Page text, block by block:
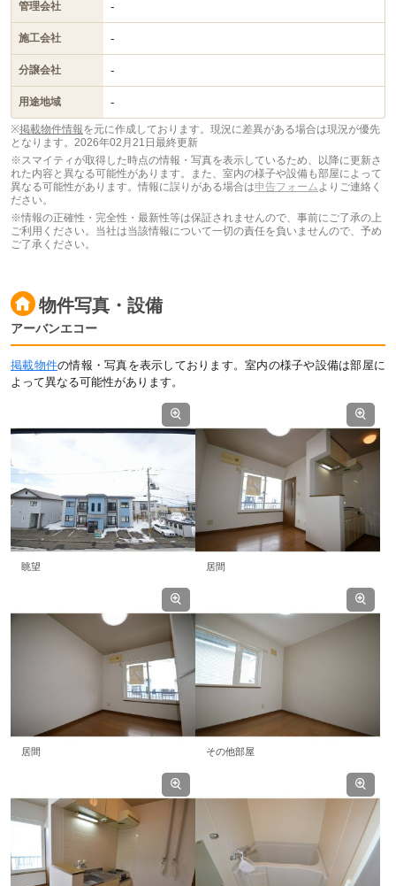
管理会社 -
施工会社 -
分譲会社 -
用途地域 -
※掲載物件情報を元に作成しております。現況に差異がある場合は現況が優先
となります。 2026年02月21日最終更新
※スマイティが取得した時点の情報・写真を表示しているため、以降に更新さ
れた内容と異なる可能性があります。また、室内の様子や設備も部屋によって
異なる可能性があります。情報に誤りがある場合は申告フォーム よりご連絡く
ださい。
※情報の正確性・完全性・最新性等は保証されませんので、事前にご了承の上
ご利用ください。当社は当該情報について一切の責任を負いませんので、予め
ご了承ください。
物件写真・設備
アーバンエコー
掲載物件の情報・写真を表示しております。室内の様子や設備は部屋に
よって異なる可能性があります。
眺望 居間
居間 その他部屋